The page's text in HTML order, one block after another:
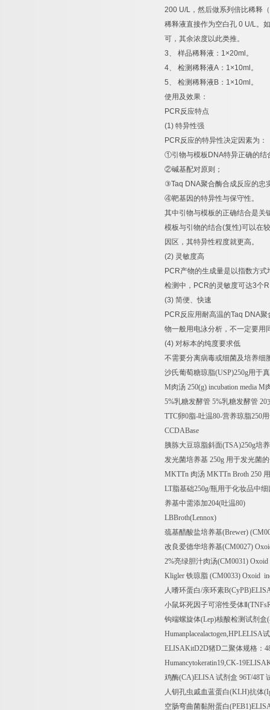
200 U/L ，然后做系列倍比稀释
稀释液直接作为空白孔 0 U/L。
可，其余浓度以此类推。
3、 样品稀释液： 1×20ml 。
4、 检测稀释液A ： 1×10ml 。
5、 检测稀释液 B ： 1×10ml 。
使用及效果：
PCR反应特点
(1) 特异性强
PCR反应的特异性决定因素为：
①引物与模板 DNA特异正确的结
②碱基配对原则；
③Taq DNA聚合酶合成反应的忠
④靶基因的特异性与保守性。
其中引物与模板的正确结合是关
模板与引物的结合(复性)可以在
因区，其特异性程度就更高。
(2) 灵敏度高
PCR产物的生成量是以指数方式
检测中， PCR的灵敏度可达3个
(3) 简便、快速
PCR反应用耐高温的Taq DNA聚
物一般用电泳分析，不一定要用
(4) 对标本的纯度要求低
不需要分离病毒或细菌及培养细
沙氏葡萄糖琼脂(USP)250g用于
M肉汤 250(g) incubation media M
5%乳糖发酵管 5%乳糖发酵管 20
TTC卵0脂-吐温80-营养琼脂250
CCDABase
胰胨大豆琼脂斜面(TSA)250g培
发光菌培养基 250g 用于发光菌
MKTTn 肉汤 MKTTn Broth 250
LT脂基础250g/瓶用于化妆品中
养基中需添加204(吐温80)
LBBroth(Lennox)
巯基醋酸盐培养基(Brewer)
改良爱德华培养基(CM0027)
2%亮绿胆汁肉汤(CM0031) Oxoid
Kligler 铁琼脂 (CM0033) Oxoid
人嗜环蛋白/亲环素
小鼠坏死因子可溶性受体Ⅱ
钩端螺旋体(Lep)核酸检测试剂盒
Humanplacealactogen,HPLELISA
ELISAKitD2D猪D二聚体规格：
Humancytokeratin19,CK-
鸡酶(CA)ELISA试剂盒 96T/48T
人钥孔虫戚血蓝蛋白(KLH)抗体
空肠弯曲菌黏附蛋白